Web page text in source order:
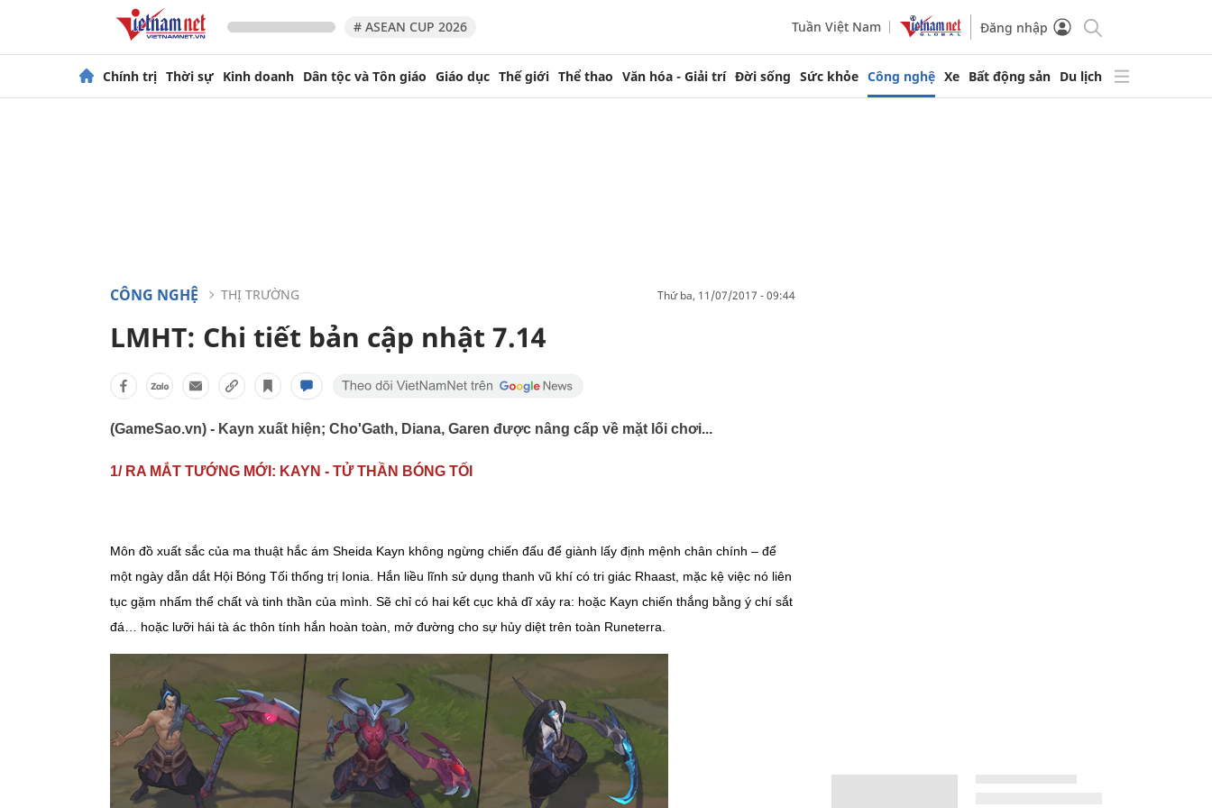
# ASEAN CUP 2026 Tuần Việt Nam Đăng nhập
Chính trị Thời sự Kinh doanh Dân tộc và Tôn giáo Giáo dục Thế giới Thể thao Văn hóa - Giải trí Đời sống Sức khỏe Công nghệ Xe Bất động sản Du lịch
CÔNG NGHỆ THỊ TRƯỜNG thứ ba, 11/07/2017 - 09:44
LMHT: Chi tiết bản cập nhật 7.14
(GameSao.vn) - Kayn xuất hiện; Cho'Gath, Diana, Garen được nâng cấp về mặt lối chơi...
1/ RA MẮT TƯỚNG MỚI: KAYN - TỬ THẦN BÓNG TỐI
Môn đồ xuất sắc của ma thuật hắc ám Sheida Kayn không ngừng chiến đấu để giành lấy định mệnh chân chính – để
một ngày dẫn dắt Hội Bóng Tối thống trị Ionia. Hắn liều lĩnh sử dụng thanh vũ khí có tri giác Rhaast, mặc kệ việc nó liên
tục gặm nhấm thể chất và tinh thần của mình. Sẽ chỉ có hai kết cục khả dĩ xảy ra: hoặc Kayn chiến thắng bằng ý chí sắt
đá… hoặc lưỡi hái tà ác thôn tính hắn hoàn toàn, mở đường cho sự hủy diệt trên toàn Runeterra.